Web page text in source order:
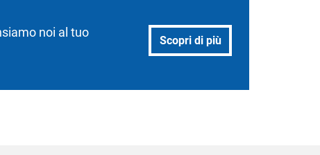
noi al tuo
Scopri di più